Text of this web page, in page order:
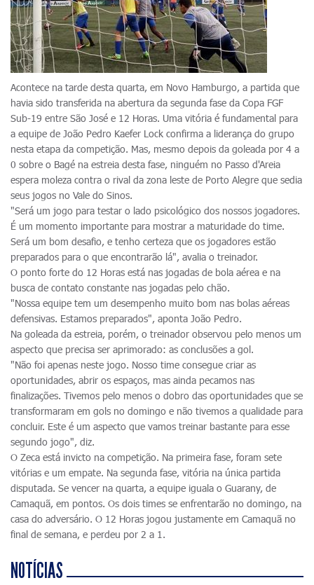
Acontece na tarde desta quarta, em Novo Hamburgo, a partida que
havia sido transferida na abertura da segunda fase da Copa FGF
Sub-19 entre São José e 12 Horas. Uma vitória é fundamental para
a equipe de João Pedro Kaefer Lock confirma a liderança do grupo
nesta etapa da competição. Mas, mesmo depois da goleada por 4 a
0 sobre o Bagé na estreia desta fase, ninguém no Passo d'Areia
espera moleza contra o rival da zona leste de Porto Alegre que sedia
seus jogos no Vale do Sinos.
"Será um jogo para testar o lado psicológico dos nossos jogadores.
É um momento importante para mostrar a maturidade do time.
Será um bom desafio, e tenho certeza que os jogadores estão
preparados para o que encontrarão lá", avalia o treinador.
O ponto forte do 12 Horas está nas jogadas de bola aérea e na
busca de contato constante nas jogadas pelo chão.
"Nossa equipe tem um desempenho muito bom nas bolas aéreas
defensivas. Estamos preparados", aponta João Pedro.
Na goleada da estreia, porém, o treinador observou pelo menos um
aspecto que precisa ser aprimorado: as conclusões a gol.
"Não foi apenas neste jogo. Nosso time consegue criar as
oportunidades, abrir os espaços, mas ainda pecamos nas
finalizações. Tivemos pelo menos o dobro das oportunidades que se
transformaram em gols no domingo e não tivemos a qualidade para
concluir. Este é um aspecto que vamos treinar bastante para esse
segundo jogo", diz.
O Zeca está invicto na competição. Na primeira fase, foram sete
vitórias e um empate. Na segunda fase, vitória na única partida
disputada. Se vencer na quarta, a equipe iguala o Guarany, de
Camaquã, em pontos. Os dois times se enfrentarão no domingo, na
casa do adversário. O 12 Horas jogou justamente em Camaquã no
final de semana, e perdeu por 2 a 1.
NOTÍCIAS